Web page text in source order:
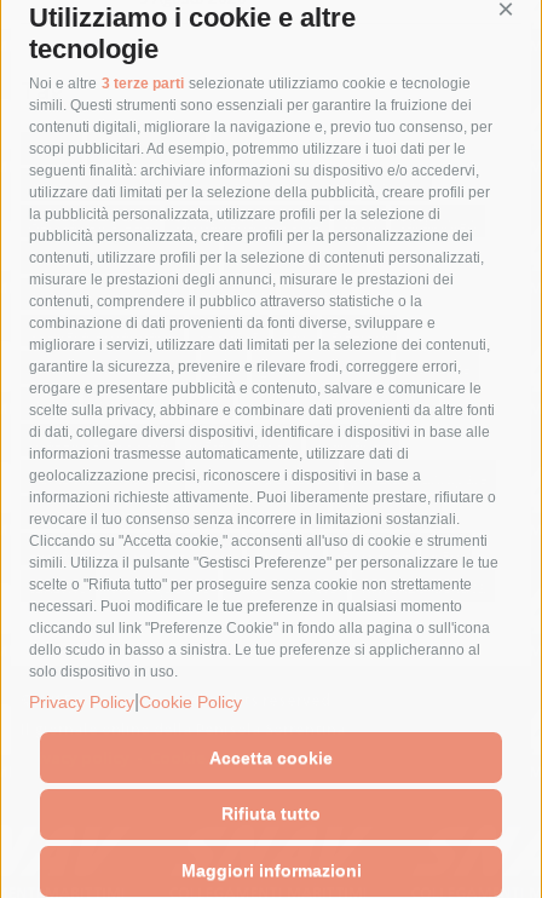
Utilizziamo i cookie e altre
tecnologie
Noi e altre 3 terze parti selezionate utilizziamo cookie e tecnologie
simili. Questi strumenti sono essenziali per garantire la fruizione dei
contenuti digitali, migliorare la navigazione e, previo tuo consenso, per
scopi pubblicitari. Ad esempio, potremmo utilizzare i tuoi dati per le
seguenti finalità: archiviare informazioni su dispositivo e/o accedervi,
utilizzare dati limitati per la selezione della pubblicità, creare profili per
la pubblicità personalizzata, utilizzare profili per la selezione di
pubblicità personalizzata, creare profili per la personalizzazione dei
contenuti, utilizzare profili per la selezione di contenuti personalizzati,
misurare le prestazioni degli annunci, misurare le prestazioni dei
contenuti, comprendere il pubblico attraverso statistiche o la
combinazione di dati provenienti da fonti diverse, sviluppare e
migliorare i servizi, utilizzare dati limitati per la selezione dei contenuti,
garantire la sicurezza, prevenire e rilevare frodi, correggere errori,
erogare e presentare pubblicità e contenuto, salvare e comunicare le
scelte sulla privacy, abbinare e combinare dati provenienti da altre fonti
di dati, collegare diversi dispositivi, identificare i dispositivi in base alle
informazioni trasmesse automaticamente, utilizzare dati di
geolocalizzazione precisi, riconoscere i dispositivi in base a
informazioni richieste attivamente. Puoi liberamente prestare, rifiutare o
revocare il tuo consenso senza incorrere in limitazioni sostanziali.
Cliccando su "Accetta cookie," acconsenti all'uso di cookie e strumenti
simili. Utilizza il pulsante "Gestisci Preferenze" per personalizzare le tue
scelte o "Rifiuta tutto" per proseguire senza cookie non strettamente
necessari. Puoi modificare le tue preferenze in qualsiasi momento
cliccando sul link "Preferenze Cookie" in fondo alla pagina o sull'icona
dello scudo in basso a sinistra. Le tue preferenze si applicheranno al
solo dispositivo in uso.
Privacy Policy Cookie Policy
Accetta cookie
Rifiuta tutto
Maggiori informazioni
Tag
acqua allerta meteo
anas
area marina protetta di punta campanella
arresto
Asl Napoli 3 sud
capitaneria di porto capri
carabinieri
castellammare di stabia
circumvesuviana
comune di sorrento
concerto
contagi
costiera amalfitana
covid-19 eav
elezioni
fondazione sorrento
gori guardia costiera
incidente
lavori
lorenzo balducelli mare
massa lubrense
massimo coppola
Meta napoli
ordinanza
penisola sorrentina
piano di sorrento
polizia municipale
protezione civile
Regione Campania
sant'agnello
sindaco cuomo
sorrento studenti temporali
treni
turismo
Vico Equense villa fiorentino vincenzo de luca
© 2015 SorrentoPress. All rights reserved.
Il giornale online della Penisola Sorrentina
Cookie Policy